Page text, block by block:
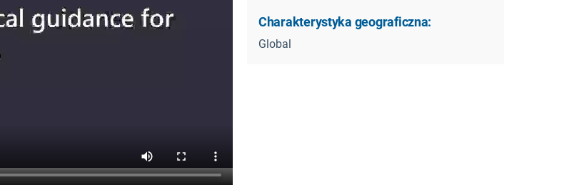
Charakterystyka geograficzna:
Global